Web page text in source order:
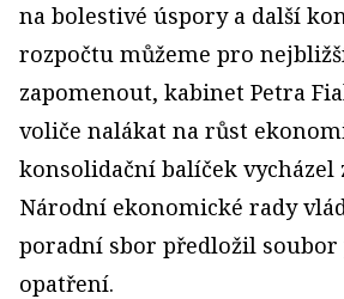
na bolestivé úspory a další
rozpočtu můžeme pro
zapomenout, kabinet Petra
voliče nalákat na růst
konsolidační balíček vycházel
Národní ekonomické rady
poradní sbor předložil
opatření.